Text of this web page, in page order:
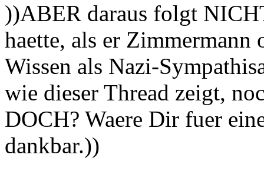
))ABER daraus folgt
haette, als er Zimmermann
Wissen als Nazi-
wie dieser Thread zeigt,
DOCH? Waere Dir fuer
dankbar.))